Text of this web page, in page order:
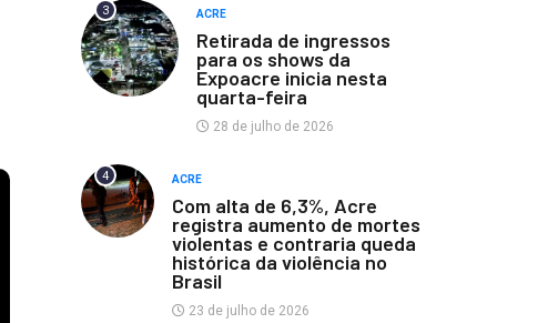
3 ACRE
Retirada de ingressos
para os shows da
Expoacre inicia nesta
quarta-feira
28 de julho de 2026
4 ACRE
Com alta de 6,3%, Acre
registra aumento de mortes
violentas e contraria queda
histórica da violência no
Brasil
23 de julho de 2026